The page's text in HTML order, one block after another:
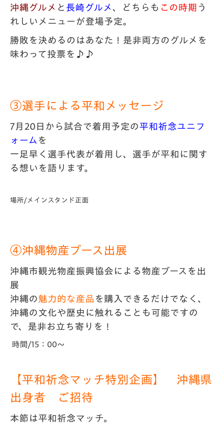
沖縄グルメ と 長崎グルメ 、どちらも この時期 う
れしいメニューが登場予定。
勝敗を決めるのはあなた！是非両方のグルメを
味わって投票を♪♪
③選手による平和メッセージ
7月20日から試合で着用予定の平和祈念ユニフ
ォーム を
一足早く選手代表が着用し、 選手が平和に関す
る想いを語ります。
場所/メインスタンド正面
④沖縄物産ブース出展
沖縄市観光物産振興協会による物産ブースを出
展
沖縄の魅力的な産品 を購入できるだけでなく、
沖縄の文化や歴史に触れることも可能ですの
で、是非お立ち寄りを！
時間/15：00～
【平和祈念マッチ特別企画】 沖縄県
出身者 ご招待
本節は平和祈念マッチ。